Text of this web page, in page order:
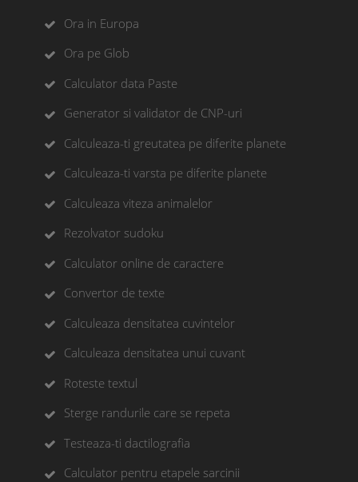
Ora in Europa
Ora pe Glob
Calculator data Paste
Generator si validator de CNP-uri
Calculeaza-ti greutatea pe diferite planete
Calculeaza-ti varsta pe diferite planete
Calculeaza viteza animalelor
Rezolvator sudoku
Calculator online de caractere
Convertor de texte
Calculeaza densitatea cuvintelor
Calculeaza densitatea unui cuvant
Roteste textul
Sterge randurile care se repeta
Testeaza-ti dactilografia
Calculator pentru etapele sarcinii